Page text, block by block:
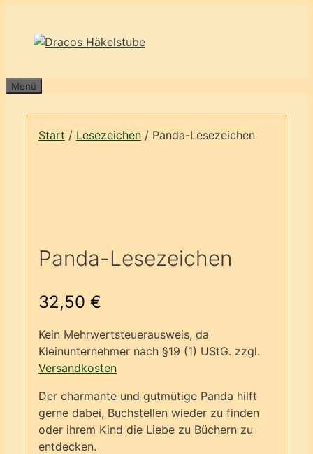
springen
Menü
Start / Lesezeichen / Panda-Lesezeichen
Panda-Lesezeichen
32,50 €
Kein Mehrwertsteuerausweis, da
Kleinunternehmer nach §19 (1) UStG. zzgl.
Versandkosten
Der charmante und gutmütige Panda hilft
gerne dabei, Buchstellen wieder zu finden
oder ihrem Kind die Liebe zu Büchern zu
entdecken.